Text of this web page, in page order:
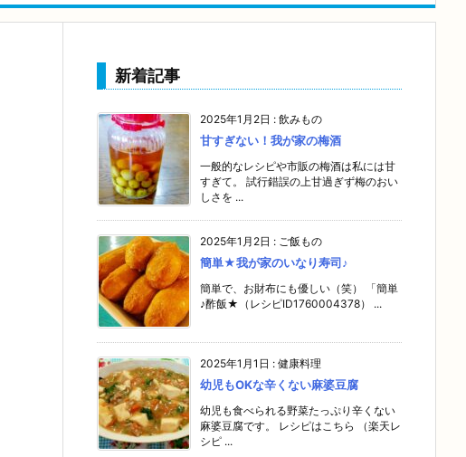
新着記事
2025年1月2日 : 飲みもの
甘すぎない！我が家の梅酒
一般的なレシピや市販の梅酒は私には甘
すぎて。 試行錯誤の上甘過ぎず梅のおい
しさを ...
2025年1月2日 : ご飯もの
簡単★我が家のいなり寿司♪
簡単で、お財布にも優しい（笑） 「簡単
♪酢飯★（レシピID1760004378） ...
2025年1月1日 : 健康料理
幼児もOKな辛くない麻婆豆腐
幼児も食べられる野菜たっぷり辛くない
麻婆豆腐です。 レシピはこちら （楽天レ
シピ ...